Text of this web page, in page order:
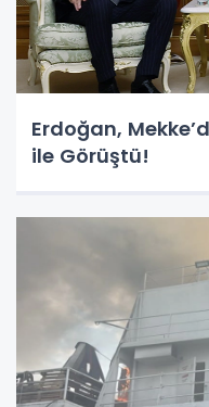
Erdoğan,
ile Görüştü!